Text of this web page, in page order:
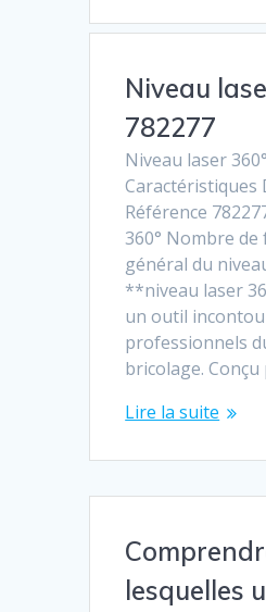
Niveau
782277
Niveau laser
Caractéristiques
Référence
360° Nombre de
général du
**niveau laser
un outil
professionnels
bricolage.
Lire la suite
lesquelles